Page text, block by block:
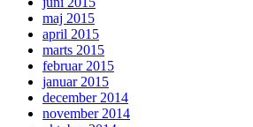
maj 2015
april 2015
marts 2015
februar 2015
januar 2015
december 2014
november 2014